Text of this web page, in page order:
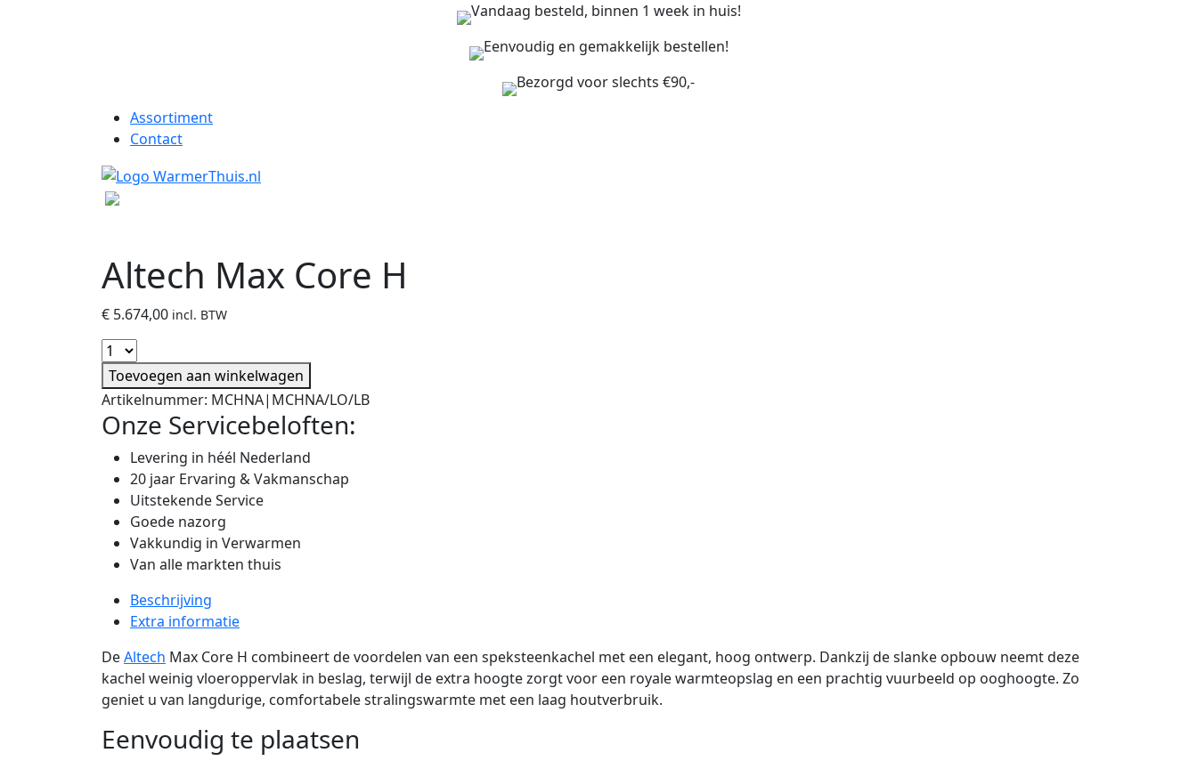
Vandaag besteld, binnen 1 week in huis!
Eenvoudig en gemakkelijk bestellen!
Bezorgd voor slechts €90,-
Assortiment
Contact
Altech Max Core H
€ 5.674,00 incl. BTW
Toevoegen aan winkelwagen
Artikelnummer: MCHNA|MCHNA/LO/LB
Onze Servicebeloften:
Levering in héél Nederland
20 jaar Ervaring & Vakmanschap
Uitstekende Service
Goede nazorg
Vakkundig in Verwarmen
Van alle markten thuis
Beschrijving
Extra informatie
DeAltech Max Core H combineert de voordelen van een speksteenkachel met een elegant, hoog ontwerp. Dankzij de slanke opbouw neemt deze
kachel weinig vloeroppervlak in beslag, terwijl de extra hoogte zorgt voor een royale warmteopslag en een prachtig vuurbeeld op ooghoogte. Zo
geniet u van langdurige, comfortabele stralingswarmte met een laag houtverbruik.
Eenvoudig te plaatsen